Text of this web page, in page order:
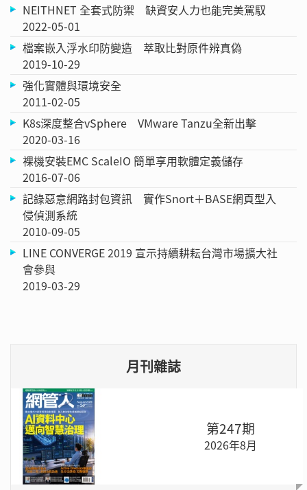
NEITHNET 全套式防禦 缺資安人力也能完美駕馭
2022-05-01
檔案嵌入浮水印防變造 萃取比對原件辨真偽
2019-10-29
強化實體與環境安全
2011-02-05
K8s深度整合vSphere VMware Tanzu全新出擊
2020-03-16
裸機安裝EMC ScaleIO 簡單享用軟體定義儲存
2016-07-06
記錄惡意網路封包資訊 實作Snort＋BASE網頁型入
侵偵測系統
2010-09-05
LINE CONVERGE 2019 宣示持續耕耘台灣市場擴大社
會參與
2019-03-29
月刊雜誌
第247期
2026年8月